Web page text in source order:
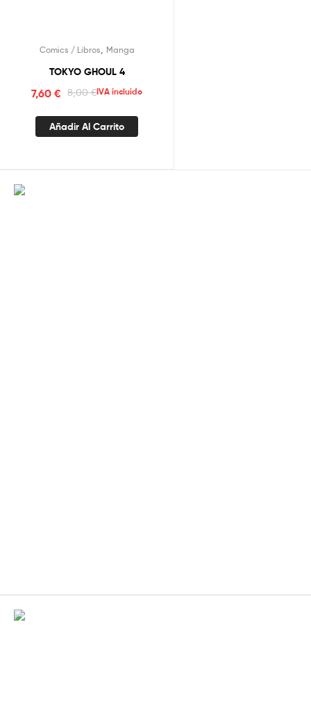
Comics / Libros Manga
TOKYO GHOUL 4
8,00€
7,60 € IVA incluido
Añadir Al Carrito